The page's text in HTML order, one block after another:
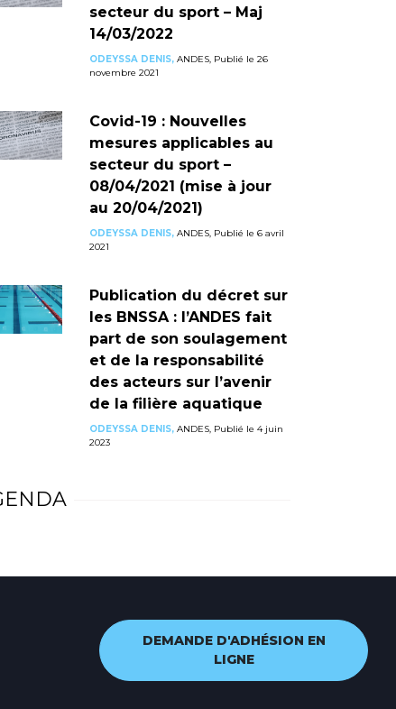
secteur du sport – Maj
14/03/2022
ODEYSSA DENIS,ANDES, Publié le 26
novembre 2021
Covid-19 : Nouvelles
mesures applicables au
secteur du sport –
08/04/2021 (mise à jour
au 20/04/2021)
ODEYSSA DENIS,ANDES, Publié le 6 avril
2021
Publication du décret sur
les BNSSA : l’ANDES fait
part de son soulagement
et de la responsabilité
des acteurs sur l’avenir
de la filière aquatique
ODEYSSA DENIS,ANDES, Publié le 4 juin
2023
DEMANDE D'ADHÉSION EN
LIGNE